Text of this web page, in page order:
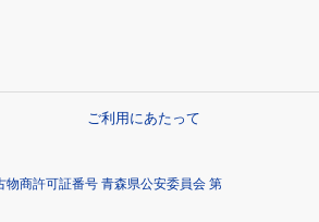
ご利用にあたって
物商許可証番号 青森県公安委員会 第